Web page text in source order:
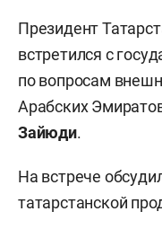
Президент
встретился с
по вопросам
Арабских
Зайюди.
На встрече
татарстанской